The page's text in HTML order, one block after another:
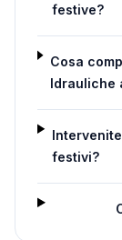
festive?
Cosa
Idrauliche
festivi?